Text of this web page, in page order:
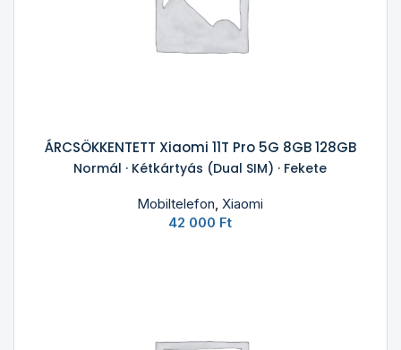
ÁRCSÖKKENTETT Xiaomi 11T Pro 5G 8GB 128GB
Normál · Kétkártyás (Dual SIM) · Fekete
Mobiltelefon,Xiaomi
42 000 Ft